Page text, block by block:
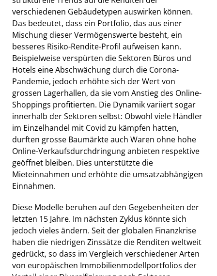
verschiedenen Gebäudetypen auswirken können.
Das bedeutet, dass ein Portfolio, das aus einer
Mischung dieser Vermögenswerte besteht, ein
besseres Risiko-Rendite-Profil aufweisen kann.
Beispielweise verspürten die Sektoren Büros und
Hotels eine Abschwächung durch die Corona-
Pandemie, jedoch erhöhte sich der Wert von
grossen Lagerhallen, da sie vom Anstieg des Online-
Shoppings profitierten. Die Dynamik variiert sogar
innerhalb der Sektoren selbst: Obwohl viele Händler
im Einzelhandel mit Covid zu kämpfen hatten,
durften grosse Baumärkte auch Waren ohne hohe
Online-Verkaufsdurchdringung anbieten respektive
geöffnet bleiben. Dies unterstützte die
Mieteinnahmen und erhöhte die umsatzabhängigen
Einnahmen.
Diese Modelle beruhen auf den Gegebenheiten der
letzten 15 Jahre. Im nächsten Zyklus könnte sich
jedoch vieles ändern. Seit der globalen Finanzkrise
haben die niedrigen Zinssätze die Renditen weltweit
gedrückt, so dass im Vergleich verschiedener Arten
von europäischen Immobilienmodellportfolios der